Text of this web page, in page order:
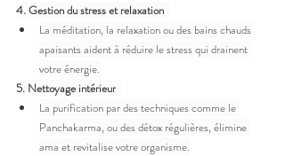
4. Gestion du stress et relaxation
La méditation, la relaxation ou des bains chauds
apaisants aident à réduire le stress qui drainent
votre énergie.
5. Nettoyage intérieur
La purification par des techniques comme le
Panchakarma, ou des détox régulières, élimine
ama et revitalise votre organisme.